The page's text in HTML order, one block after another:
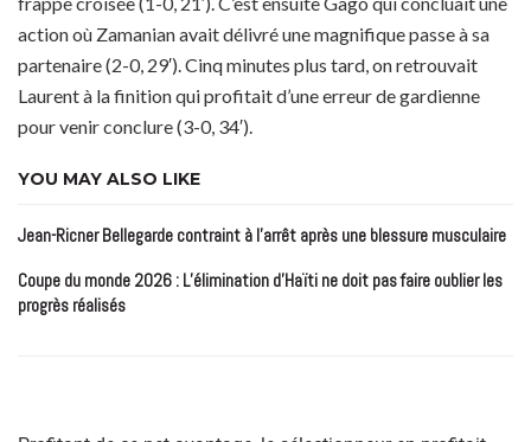
action où Zamanian avait délivré une magnifique passe à sa
partenaire (2-0, 29′). Cinq minutes plus tard, on retrouvait
Laurent à la finition qui profitait d’une erreur de gardienne
pour venir conclure (3-0, 34′).
YOU MAY ALSO LIKE
Jean-Ricner Bellegarde contraint à l’arrêt après une blessure musculaire
Coupe du monde 2026 : L’élimination d’Haïti ne doit pas faire oublier les
progrès réalisés